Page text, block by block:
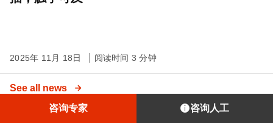
2025年 11月 18日 阅读时间 3 分钟
See all news
咨询人工
咨询专家